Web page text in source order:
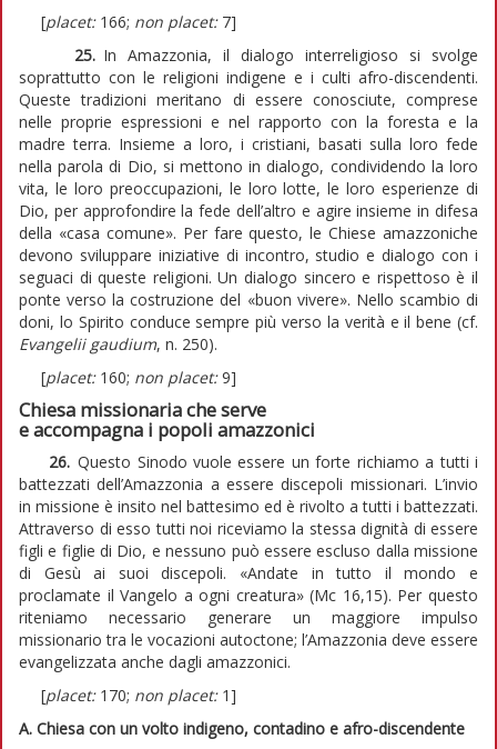
[placet: 166; non placet: 7]
25. In Amazzonia, il dialogo interreligioso si svolge
soprattutto con le religioni indigene e i culti afro-discendenti.
Queste tradizioni meritano di essere conosciute, comprese
nelle proprie espressioni e nel rapporto con la foresta e la
madre terra. Insieme a loro, i cristiani, basati sulla loro fede
nella parola di Dio, si mettono in dialogo, condividendo la loro
vita, le loro preoccupazioni, le loro lotte, le loro esperienze di
Dio, per approfondire la fede dell’altro e agire insieme in difesa
della «casa comune». Per fare questo, le Chiese amazzoniche
devono sviluppare iniziative di incontro, studio e dialogo con i
seguaci di queste religioni. Un dialogo sincero e rispettoso è il
ponte verso la costruzione del «buon vivere». Nello scambio di
doni, lo Spirito conduce sempre più verso la verità e il bene (cf.
Evangelii gaudium, n. 250).
[placet: 160; non placet:9]
Chiesa missionaria che serve
e accompagna i popoli amazzonici
26. Questo Sinodo vuole essere un forte richiamo a tutti i
battezzati dell’Amazzonia a essere discepoli missionari. L’invio
in missione è insito nel battesimo ed è rivolto a tutti i battezzati.
Attraverso di esso tutti noi riceviamo la stessa dignità di essere
figli e figlie di Dio, e nessuno può essere escluso dalla missione
di Gesù ai suoi discepoli. «Andate in tutto il mondo e
proclamate il Vangelo a ogni creatura» (Mc 16,15). Per questo
riteniamo necessario generare un maggiore impulso
missionario tra le vocazioni autoctone; l’Amazzonia deve essere
evangelizzata anche dagli amazzonici.
[placet: 170; non placet: 1]
A. Chiesa con un volto indigeno, contadino e afro-discendente